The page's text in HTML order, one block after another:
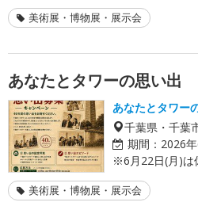
美術展・博物展・展示会
あなたとタワーの思い出
あなたとタワー
千葉県・千葉
期間： 2026
※6月22日(月)は
美術展・博物展・展示会